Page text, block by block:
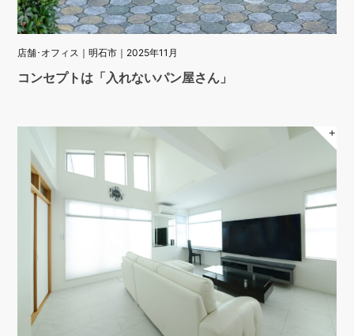
店舗･オフィス｜明石市｜2025年11月
コンセプトは「入れないパン屋さん」
＋